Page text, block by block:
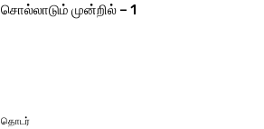
சொல்லாடும் முன்றில் – 1
தொடர்